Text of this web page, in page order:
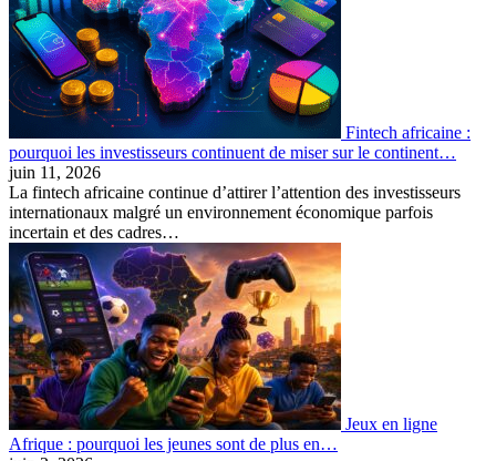
Fintech africaine :
pourquoi les investisseurs continuent de miser sur le continent…
juin 11, 2026
La fintech africaine continue d’attirer l’attention des investisseurs
internationaux malgré un environnement économique parfois
incertain et des cadres…
Jeux en ligne
Afrique : pourquoi les jeunes sont de plus en…